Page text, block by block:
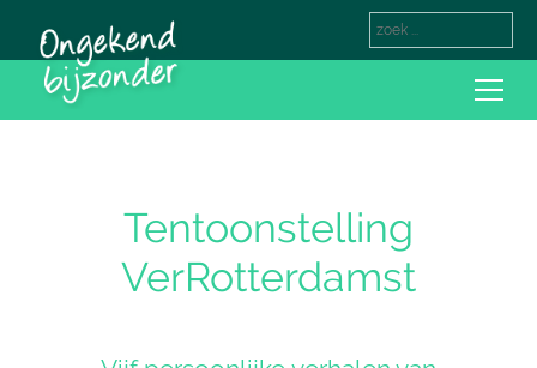
Tentoonstelling
VerRotterdamst